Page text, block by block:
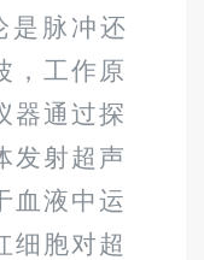
是脉冲还
，工作原
器通过探
发射超声
血液中运
细胞对超